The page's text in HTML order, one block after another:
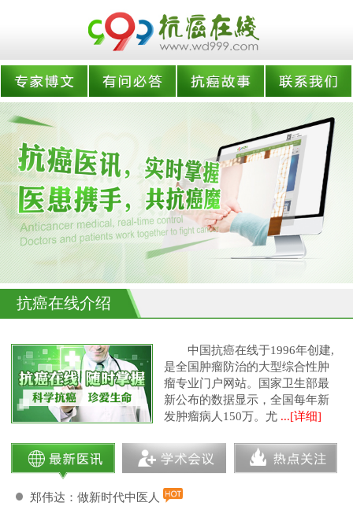
抗癌在线介绍
中国抗癌在线于1996年创建,
是全国肿瘤防治的大型综合性肿
瘤专业门户网站。国家卫生部最
新公布的数据显示，全国每年新
发肿瘤病人150万。尤 ...[详细]
郑伟达：做新时代中医人